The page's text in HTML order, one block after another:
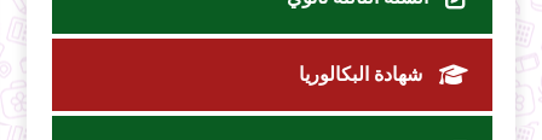
شهادة البكالوريا